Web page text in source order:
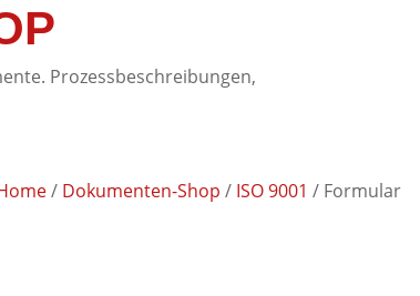
Prozessbeschreibungen,
/ Dokumenten-Shop / ISO 9001 / Formular